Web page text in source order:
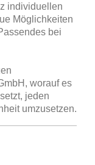
individuellen
Möglichkeiten
bei
worauf es
jeden
umzusetzen.